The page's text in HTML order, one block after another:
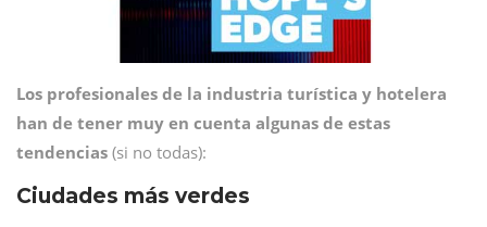
Los profesionales de la industria turística y hotelera
han de tener muy en cuenta algunas de estas
tendencias (si no todas):
Ciudades más verdes